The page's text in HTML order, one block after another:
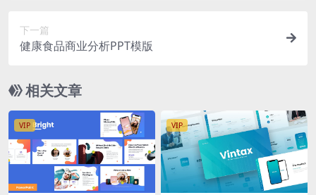
下一篇
健康食品商业分析PPT模版
相关文章
VIP VIP